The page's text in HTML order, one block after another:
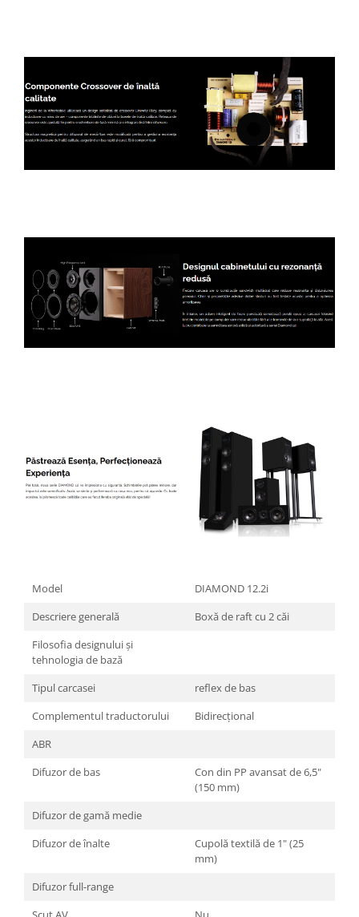
Model
DIAMOND 12.2i
Descriere generală
Boxă de raft cu 2 căi
Filosofia designului și
tehnologia de bază
Tipul carcasei
reflex de bas
Complementul traductorului
Bidirecțional
ABR
Difuzor de bas
Con din PP avansat de 6,5"
(150 mm)
Difuzor de gamă medie
Difuzor de înalte
Cupolă textilă de 1" (25
mm)
Difuzor full-range